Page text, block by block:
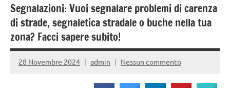
Segnalazioni: Vuoi segnalare problemi di carenza
di strade, segnaletica stradale o buche nella tua
zona? Facci sapere subito!
28 Novembre 2024 admin Nessun commento